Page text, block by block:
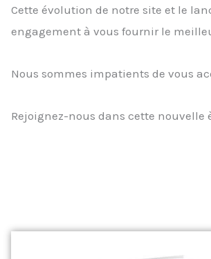
Cette évolution de notre site et le
engagement à vous fournir le
Nous sommes impatients de vous
Rejoignez-nous dans cette nouvelle